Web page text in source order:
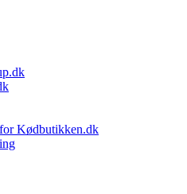
Kødbutikken.dk